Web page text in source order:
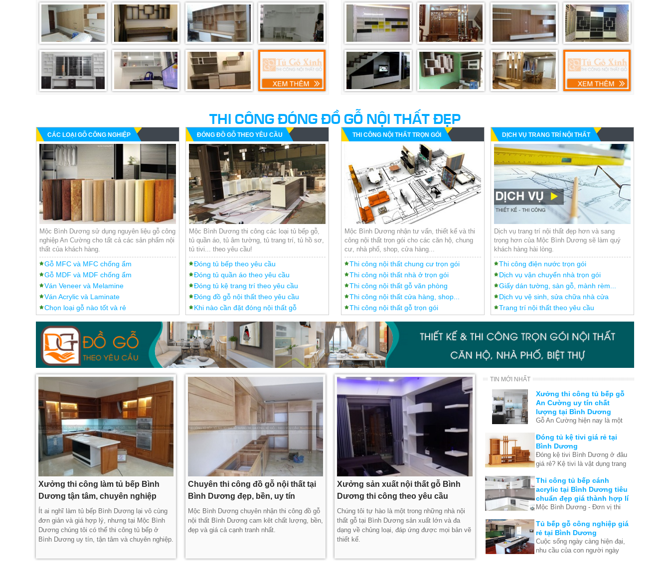
THI CÔNG ĐÓNG ĐỒ GỖ NỘI THẤT ĐẸP
CÁC LOẠI GỖ CÔNG NGHIỆP
Mộc Bình Dương sử dụng nguyên liệu gỗ công
nghiệp An Cường cho tất cả các sản phẩm nội
thất của khách hàng.
Gỗ MFC và MFC chống ẩm
Gỗ MDF và MDF chống ẩm
Ván Veneer và Melamine
Ván Acrylic và Laminate
Chọn loại gỗ nào tốt và rẻ
ĐÓNG ĐỒ GỖ THEO YÊU CẦU
Mộc Bình Dương thi công các loại tủ bếp gỗ,
tủ quần áo, tủ âm tường, tủ trang trí, tủ hồ sơ,
tủ tivi... theo yêu cầu!
Đóng tủ bếp theo yêu cầu
Đóng tủ quần áo theo yêu cầu
Đóng tủ kệ trang trí theo yêu cầu
Đóng đồ gỗ nội thất theo yêu cầu
Khi nào cần đặt đóng nội thất gỗ
THI CÔNG NỘI THẤT TRỌN GÓI
Mộc Bình Dương nhận tư vấn, thiết kế và thi
công nội thất trọn gói cho các căn hộ, chung
cư, nhà phố, shop, cửa hàng...
Thi công nội thất chung cư trọn gói
Thi công nội thất nhà ở trọn gói
Thi công nội thất gỗ văn phòng
Thi công nội thất cửa hàng, shop...
Thi công nội thất gỗ trọn gói
DỊCH VỤ TRANG TRÍ NỘI THẤT
Dịch vụ trang trí nội thất đẹp hơn và sang
trọng hơn của Mộc Bình Dương sẽ làm quý
khách hàng hài lòng.
Thi công điện nước trọn gói
Dịch vụ vận chuyển nhà trọn gói
Giấy dán tường, sàn gỗ, mành rèm...
Dịch vụ vệ sinh, sửa chữa nhà cửa
Trang trí nội thất theo yêu cầu
Xưởng thi công làm tủ bếp Bình
Dương tận tâm, chuyên nghiệp
Ít ai nghĩ làm tủ bếp Bình Dương lại vô cùng
đơn giản và giá hợp lý, nhưng tại Mộc Bình
Dương chúng tôi có thể thi công tủ bếp ở
Bình Dương uy tín, tận tâm và chuyên nghiệp.
Chuyên thi công đồ gỗ nội thất tại
Bình Dương đẹp, bền, uy tín
Mộc Bình Dương chuyên nhận thi công đồ gỗ
nội thất Bình Dương cam kêt chất lượng, bền,
đẹp và giá cả cạnh tranh nhất.
Xưởng sản xuất nội thất gỗ Bình
Dương thi công theo yêu cầu
Chúng tôi tự hào là một trong những nhà nội
thất gỗ tại Bình Dương sản xuất lớn và đa
dạng về chủng loại, đáp ứng được mọi bản vẽ
thiết kế.
TIN MỚI NHẤT
Xưởng thi công tủ bếp gỗ
An Cường uy tín chất
lượng tại Bình Dương
Gỗ An Cường hiện nay là một
nhiều công ty sản xuất, thiết kế
và thi công nội thất lựa chọn để
tạo ra những sản phẩm chất
lượng, mang đến cho khách
Đóng tủ kệ tivi giá rẻ tại
Bình Dương
Đóng kệ tivi Bình Dương ở đâu
giá rẻ? Kệ tivi là vật dụng trang
khách. Kệ tivi góp phần làm
không gian phòng khách thêm
gọn gàng và ngăn nắp hơn .
Thi công tủ bếp cánh
acrylic tại Bình Dương tiêu
chuẩn đẹp giá thành hợp lí
Mộc Bình Dương - Đơn vị thi
chí : đẹp - rẻ - chất lượng và uy
tín . Nơi mang đến cho bạn sự
lựa chọn chính xác nhất
Tủ bếp gỗ công nghiệp giá
rẻ tại Bình Dương
Cuộc sống ngày càng hiện đại,
nhu cầu của con người ngày